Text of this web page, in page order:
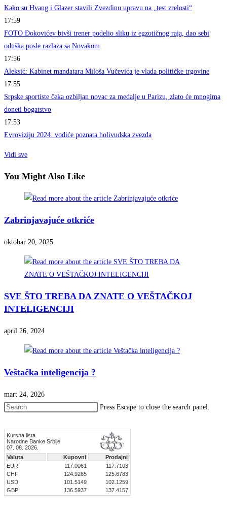
Kako su Hvang i Glazer stavili Zvezdinu upravu na „test zrelosti“
17:59
FOTO Đokovićev bivši trener podelio sliku iz egzotičnog raja, dao sebi
oduška posle razlaza sa Novakom
17:56
Aleksić: Kabinet mandatara Miloša Vučevića je vlada političke trgovine
17:55
Srpske sportiste čeka ozbiljan novac za medalje u Parizu, zlato će mnogima
doneti bogatstvo
17:53
Evroviziju 2024. vodiće poznata holivudska zvezda
Vidi sve
You Might Also Like
Zabrinjavajuće otkriće
oktobar 20, 2025
SVE ŠTO TREBA DA ZNATE O VEŠTAČKOJ
INTELIGENCIJI
april 26, 2024
Veštačka inteligencija ?
mart 24, 2026
Press Escape to close the search panel.